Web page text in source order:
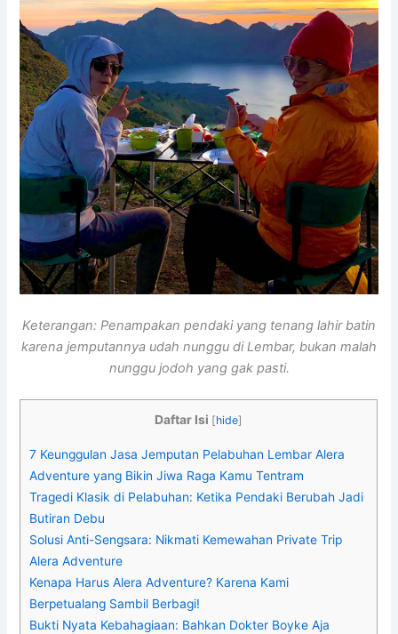
Keterangan: Penampakan pendaki yang tenang lahir batin
karena jemputannya udah nunggu di Lembar, bukan malah
nunggu jodoh yang gak pasti.
Daftar Isi [hide]
7 Keunggulan Jasa Jemputan Pelabuhan Lembar Alera
Adventure yang Bikin Jiwa Raga Kamu Tentram
Tragedi Klasik di Pelabuhan: Ketika Pendaki Berubah Jadi
Butiran Debu
Solusi Anti-Sengsara: Nikmati Kemewahan Private Trip
Alera Adventure
Kenapa Harus Alera Adventure? Karena Kami
Berpetualang Sambil Berbagi!
Bukti Nyata Kebahagiaan: Bahkan Dokter Boyke Aja